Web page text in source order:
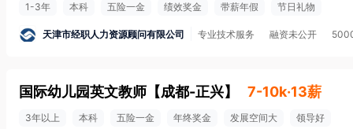
1-3年 本科 五险一金 绩效奖金 带薪年假 节日礼物
天津市经职人力资源顾问有限公司 专业技术服务 融资未公开
国际幼儿园英文教师 【成都-正兴】 7-10k·13薪
3年以上 本科 五险一金 年终奖金 发展空间大 领导好